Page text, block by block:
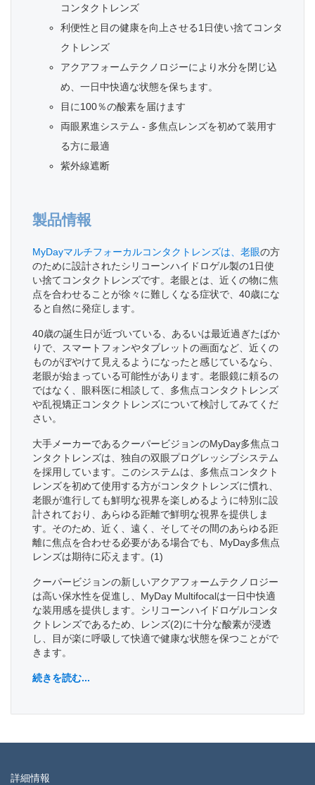
コンタクトレンズ
利便性と目の健康を向上させる1日使い捨てコンタ
クトレンズ
アクアフォームテクノロジーにより水分を閉じ込
め、一日中快適な状態を保ちます。
目に100％の酸素を届けます
両眼累進システム - 多焦点レンズを初めて装用す
る方に最適
紫外線遮断
製品情報
MyDayマルチフォーカルコンタクトレンズは、老眼の方
のために設計されたシリコーンハイドロゲル製の1日使
い捨てコンタクトレンズです。老眼とは、近くの物に焦
点を合わせることが徐々に難しくなる症状で、40歳にな
ると自然に発症します。
40歳の誕生日が近づいている、あるいは最近過ぎたばか
りで、スマートフォンやタブレットの画面など、近くの
ものがぼやけて見えるようになったと感じているなら、
老眼が始まっている可能性があります。老眼鏡に頼るの
ではなく、眼科医に相談して、多焦点コンタクトレンズ
や乱視矯正コンタクトレンズについて検討してみてくだ
さい。
大手メーカーであるクーパービジョンのMyDay多焦点コ
ンタクトレンズは、独自の双眼プログレッシブシステム
を採用しています。このシステムは、多焦点コンタクト
レンズを初めて使用する方がコンタクトレンズに慣れ、
老眼が進行しても鮮明な視界を楽しめるように特別に設
計されており、あらゆる距離で鮮明な視界を提供しま
す。そのため、近く、遠く、そしてその間のあらゆる距
離に焦点を合わせる必要がある場合でも、MyDay多焦点
レンズは期待に応えます。(1)
クーパービジョンの新しいアクアフォームテクノロジー
は高い保水性を促進し、MyDay Multifocalは一日中快適
な装用感を提供します。シリコーンハイドロゲルコンタ
クトレンズであるため、レンズ(2)に十分な酸素が浸透
し、目が楽に呼吸して快適で健康な状態を保つことがで
きます。
続きを読む...
詳細情報